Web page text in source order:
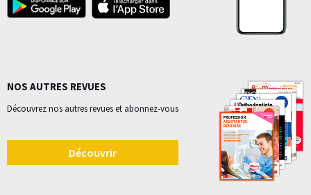
NOS AUTRES REVUES
Découvrez nos autres revues et abonnez-vous
Découvrir